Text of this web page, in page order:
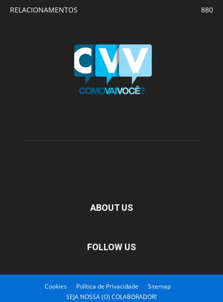
RELACIONAMENTOS
880
ABOUT US
FOLLOW US
Cookies Política de Privacidade
Sitemap
SEJA NOSSA (O) COLABORADOR!